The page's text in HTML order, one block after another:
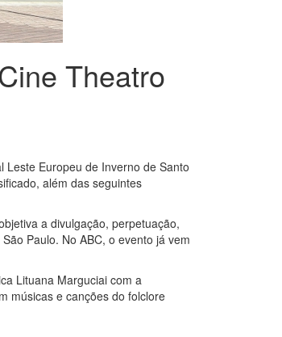
Theatro
Europeu de Inverno de Santo
além das seguintes
a divulgação, perpetuação,
Paulo. No ABC, o evento já vem
Lituana Marguciai com a
músicas e canções do folclore